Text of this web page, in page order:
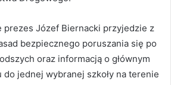
prezes Józef Biernacki przyjedzie z
bezpiecznego poruszania się po
oraz informacją o głównym
jednej wybranej szkoły na terenie